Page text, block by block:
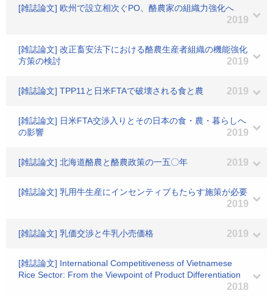
[雑誌論文] 欧州で設立相次ぐPO、酪農家の組織力強化へ
2019
[雑誌論文] 改正畜安法下における酪農生産者組織の機能強化
方策の検討
2019
[雑誌論文] TPP11と日米FTAで破壊される食と農 2019
[雑誌論文] 日米FTA交渉入りとその日本の食・農・暮らしへ
の影響
2019
[雑誌論文] 北海道酪農と酪農政策の一五〇年 2019
[雑誌論文] 乳用牛生産にインセンティブもたらす施策が必要
2019
[雑誌論文] 乳価交渉と牛乳小売価格 2019
[雑誌論文] International Competitiveness of Vietnamese
Rice Sector: From the Viewpoint of Product Differentiation
2018